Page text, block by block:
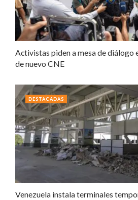
Activistas piden a mesa de diálogo
de nuevo CNE
Venezuela instala terminales
DESTACADAS